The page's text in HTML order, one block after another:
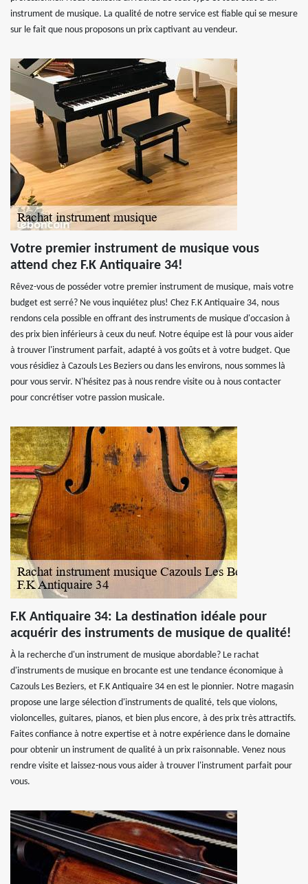
instrument de musique. La qualité de notre service est fiable qui se mesure
sur le fait que nous proposons un prix captivant au vendeur.
Votre premier instrument de musique vous
attend chez F.K Antiquaire 34!
Rêvez-vous de posséder votre premier instrument de musique, mais votre
budget est serré? Ne vous inquiétez plus! Chez F.K Antiquaire 34, nous
rendons cela possible en offrant des instruments de musique d'occasion à
des prix bien inférieurs à ceux du neuf. Notre équipe est là pour vous aider
à trouver l'instrument parfait, adapté à vos goûts et à votre budget. Que
vous résidiez à Cazouls Les Beziers ou dans les environs, nous sommes là
pour vous servir. N'hésitez pas à nous rendre visite ou à nous contacter
pour concrétiser votre passion musicale.
F.K Antiquaire 34: La destination idéale pour
acquérir des instruments de musique de qualité!
À la recherche d'un instrument de musique abordable? Le rachat
d'instruments de musique en brocante est une tendance économique à
Cazouls Les Beziers, et F.K Antiquaire 34 en est le pionnier. Notre magasin
propose une large sélection d'instruments de qualité, tels que violons,
violoncelles, guitares, pianos, et bien plus encore, à des prix très attractifs.
Faites confiance à notre expertise et à notre expérience dans le domaine
pour obtenir un instrument de qualité à un prix raisonnable. Venez nous
rendre visite et laissez-nous vous aider à trouver l'instrument parfait pour
vous.